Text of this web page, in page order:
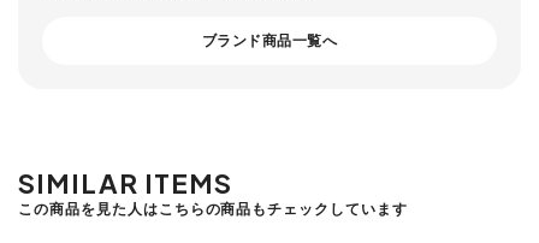
ブランド商品一覧へ
SIMILAR ITEMS
この商品を見た人はこちらの商品もチェックしています